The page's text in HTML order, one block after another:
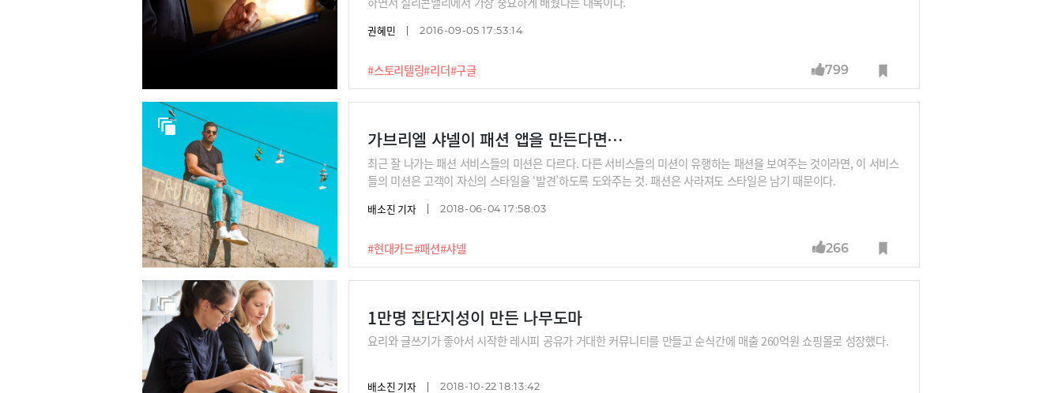
#스토리텔링#리더#구글
권혜민 2016-09-05 17:53:14
799
가브리엘 샤넬이 패션 앱을 만든다면…
#현대카드#패션#샤넬
최근 잘 나가는 패션 서비스들의 미션은 다르다. 다른 서비스들의 미션이 유행하는 패션을 보여주는 것이라면, 이 서비스
들의 미션은 고객이 자신의 스타일을 ‘발견’하도록 도와주는 것. 패션은 사라져도 스타일은 남기 때문이다.
배소진 기자 2018-06-04 17:58:03
266
1만명 집단지성이 만든 나무도마
요리와 글쓰기가 좋아서 시작한 레시피 공유가 거대한 커뮤니티를 만들고 순식간에 매출 260억원 쇼핑몰로 성장했다.
배소진 기자 2018-10-22 18:13:42